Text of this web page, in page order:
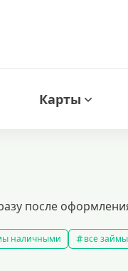
Карты
после
наличными все